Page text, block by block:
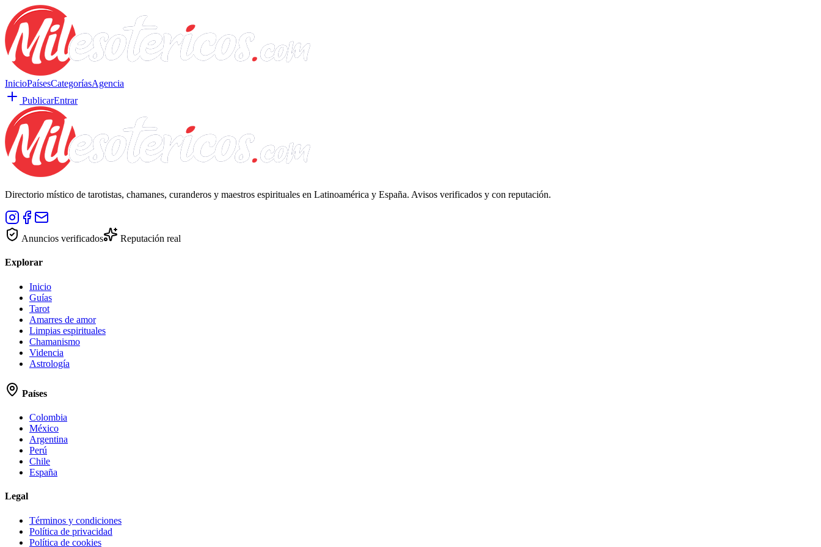
InicioPaísesCategoríasAgencia
PublicarEntrar
Directorio místico de tarotistas, chamanes, curanderos y maestros espirituales en Latinoamérica y España. Avisos verificados y con reputación.
Anuncios verificados Reputación real
Explorar
Inicio
Guías
Tarot
Amarres de amor
Limpias espirituales
Chamanismo
Videncia
Astrología
Países
Colombia
México
Argentina
Perú
Chile
España
Legal
Términos y condiciones
Política de privacidad
Política de cookies